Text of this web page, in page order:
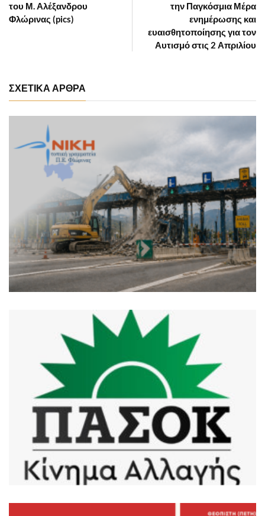
την Παγκόσμια Μέρα
ενημέρωσης και
ευαισθητοποίησης για τον
Αυτισμό στις 2 Απριλίου
του Μ. Αλέξανδρου
Φλώρινας (pics)
ΣΧΕΤΙΚΑ ΑΡΘΡΑ